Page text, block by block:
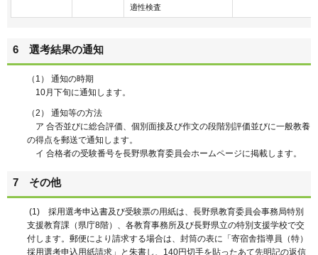
適性検査
6 選考結果の通知
（1） 通知の時期
10月下旬に通知します。
（2） 通知等の方法
ア 合否並びに総合評価、個別面接及び作文の段階別評価並びに一般教養
の得点を郵送で通知します。
イ 合格者の受験番号を長野県教育委員会ホームページに掲載します。
7 その他
(1) 採用選考申込書及び受験票の用紙は、長野県教育委員会事務局特別
支援教育課（県庁8階）、各教育事務所及び長野県立の特別支援学校で交
付します。郵便により請求する場合は、封筒の表に「寄宿舎指導員（特）
採用選考申込用紙請求」と朱書し、140円切手を貼ったあて先明記の返信